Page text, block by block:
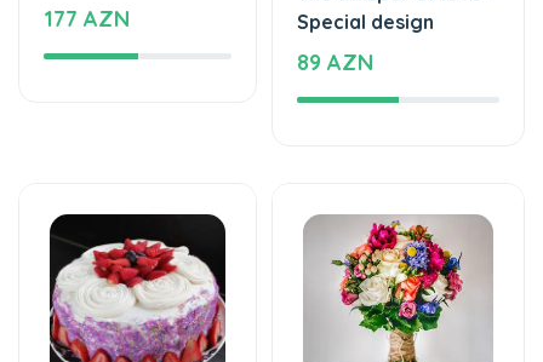
Торты
Sweet love
125 AZN
Цветочные букеты
Simple and beautiful
- Flower Bouquet